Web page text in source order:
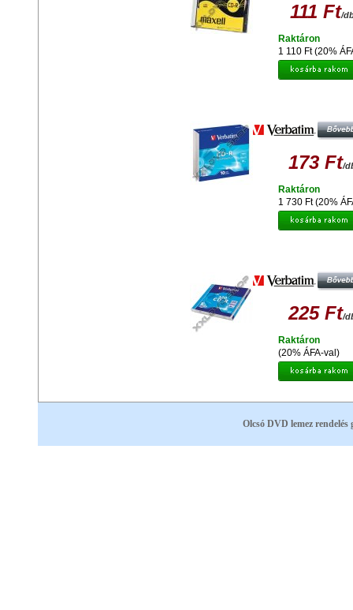
111 Ft/
1 110 Ft (20%
Raktáron
173 Ft/
1 730 Ft (20%
Raktáron
225 Ft/
(20% ÁFA-val)
Raktáron
Olcsó DVD lemez